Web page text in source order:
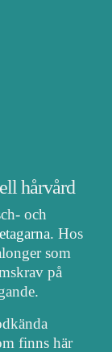
hårvård
och
. Hos
som
på
finns här